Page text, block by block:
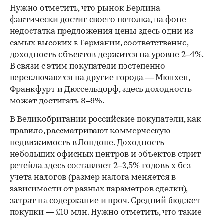
00:00 / 00:00
Нужно отметить, что рынок Берлина
фактически достиг своего потолка, на фоне
недостатка предложения цены здесь одни из
самых высоких в Германии, соответственно,
доходность объектов держится на уровне 2–4%.
В связи с этим покупатели постепенно
переключаются на другие города — Мюнхен,
Франкфурт и Дюссельдорф, здесь доходность
может достигать 8–9%.
В Великобритании российские покупатели, как
правило, рассматривают коммерческую
недвижимость в Лондоне. Доходность
небольших офисных центров и объектов стрит-
ретейла здесь составляет 2–2,5% годовых без
учета налогов (размер налога меняется в
зависимости от разных параметров сделки),
затрат на содержание и проч. Средний бюджет
покупки — £10 млн. Нужно отметить, что такие